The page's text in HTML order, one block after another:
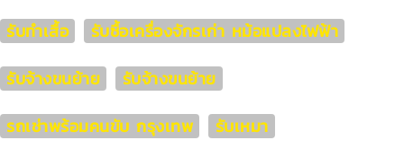
รับทำเสื้อ
รับซื้อเครื่องจักรเก่า หม้อแปลงไฟฟ้า
รับจ้างขนย้าย
รับจ้างขนย้าย
รถเช่าพร้อมคนขับ กรุงเทพ
รับเหมา